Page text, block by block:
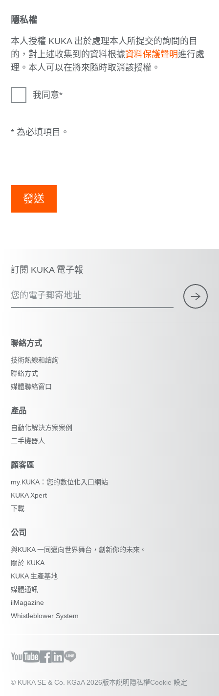
隱私權
本人授權 KUKA 出於處理本人所提交的詢問的目
的，對上述收集到的資料根據資料保護聲明進行處
理。本人可以在將來隨時取消該授權。
我同意
* 為必填項目。
發送
訂閱 KUKA 電子報
您的電子郵寄地址
聯絡方式
技術熱線和諮詢
聯絡方式
媒體聯絡窗口
產品
自動化解決方案案例
二手機器人
顧客區
my.KUKA：您的數位化入口網站
KUKA Xpert
下載
公司
與KUKA 一同邁向世界舞台，創新你的未來。
關於 KUKA
KUKA 生產基地
媒體通訊
iiMagazine
Whistleblower System
© KUKA SE & Co. KGaA 2026版本說明 隱私權Cookie 設定